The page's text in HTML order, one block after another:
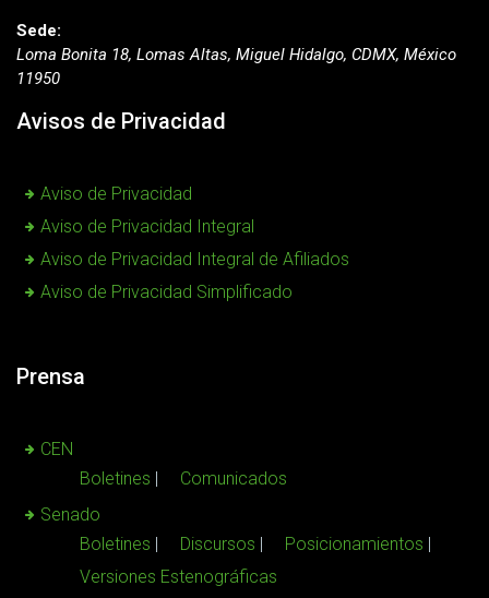
Sede:
Loma Bonita 18, Lomas Altas, Miguel Hidalgo, CDMX, México
11950
Avisos de Privacidad
Aviso de Privacidad
Aviso de Privacidad Integral
Aviso de Privacidad Integral de Afiliados
Aviso de Privacidad Simplificado
Prensa
CEN
Boletines
Comunicados
Senado
Boletines
Discursos
Posicionamientos
Versiones Estenográficas